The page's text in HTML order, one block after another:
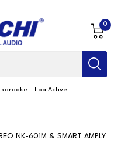
karaoke Loa Active
0
NK-601M & SMART AMPLY